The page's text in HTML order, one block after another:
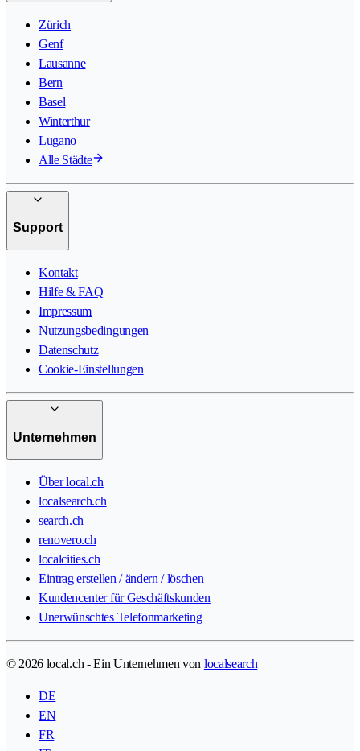
Zürich
Genf
Lausanne
Bern
Basel
Winterthur
Lugano
Alle Städte
Support
Kontakt
Hilfe & FAQ
Impressum
Nutzungsbedingungen
Datenschutz
Cookie-Einstellungen
Unternehmen
Über local.ch
localsearch.ch
search.ch
renovero.ch
localcities.ch
Eintrag erstellen / ändern / löschen
Kundencenter für Geschäftskunden
Unerwünschtes Telefonmarketing
© 2026 local.ch - Ein Unternehmen von localsearch
DE
EN
FR